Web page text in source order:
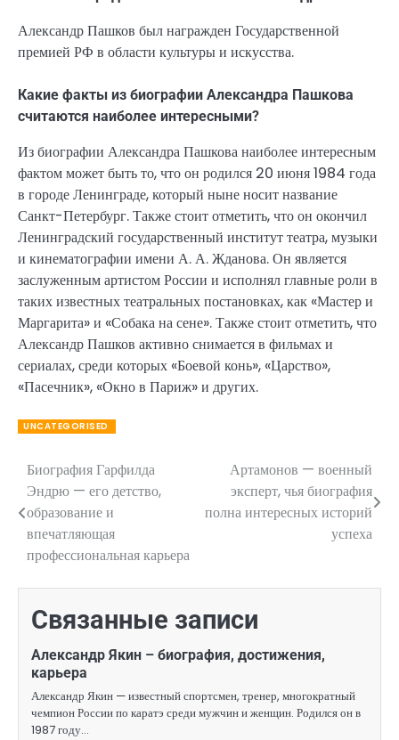
Александр Пашков был награжден Государственной
премией РФ в области культуры и искусства.
Какие факты из биографии Александра Пашкова
считаются наиболее интересными?
Из биографии Александра Пашкова наиболее интересным
фактом может быть то, что он родился 20 июня 1984 года
в городе Ленинграде, который ныне носит название
Санкт-Петербург. Также стоит отметить, что он окончил
Ленинградский государственный институт театра, музыки
и кинематографии имени А. А. Жданова. Он является
заслуженным артистом России и исполнял главные роли в
таких известных театральных постановках, как «Мастер и
Маргарита» и «Собака на сене». Также стоит отметить, что
Александр Пашков активно снимается в фильмах и
сериалах, среди которых «Боевой конь», «Царство»,
«Пасечник», «Окно в Париж» и других.
UNCATEGORISED
Навигация
по
записям
Биография Гарфилда
Эндрю — его детство,
образование и
впечатляющая
профессиональная карьера
Артамонов — военный
эксперт, чья биография
полна интересных историй
успеха
Связанные записи
Александр Якин – биография, достижения,
карьера
Александр Якин — известный спортсмен, тренер, многократный
чемпион России по каратэ среди мужчин и женщин. Родился он в
1987 году…